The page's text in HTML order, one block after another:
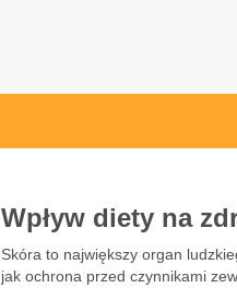
Wpływ diety na
Skóra to największy organ
jak ochrona przed czynnikami